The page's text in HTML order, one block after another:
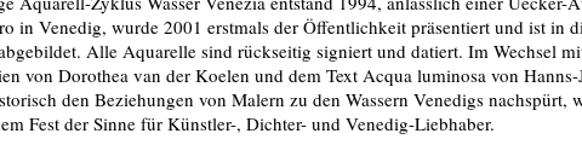
in Venedig, wurde 2001 erstmals der Öffentlichkeit präsentiert und ist in
Alle Aquarelle sind rückseitig signiert und datiert. Im Wechsel
von Dorothea van der Koelen und dem Text Acqua luminosa von
den Beziehungen von Malern zu den Wassern Venedigs nachspürt,
Fest der Sinne für Künstler-, Dichter- und Venedig-Liebhaber.